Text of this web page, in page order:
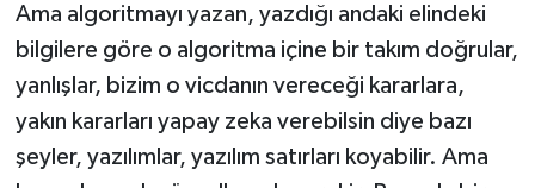
Ama algoritmayı yazan, yazdığı andaki elindeki
bilgilere göre o algoritma içine bir takım doğrular,
yanlışlar, bizim o vicdanın vereceği kararlara,
yakın kararları yapay zeka verebilsin diye bazı
şeyler, yazılımlar, yazılım satırları koyabilir. Ama